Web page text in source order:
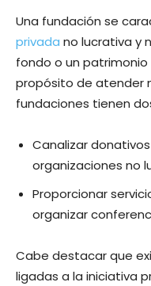
Una fundación se
privada no lucrativa y
fondo o un
propósito de atender
fundaciones tienen
Canalizar
organizaciones no
Proporcionar
organizar
Cabe destacar que
ligadas a la iniciativa